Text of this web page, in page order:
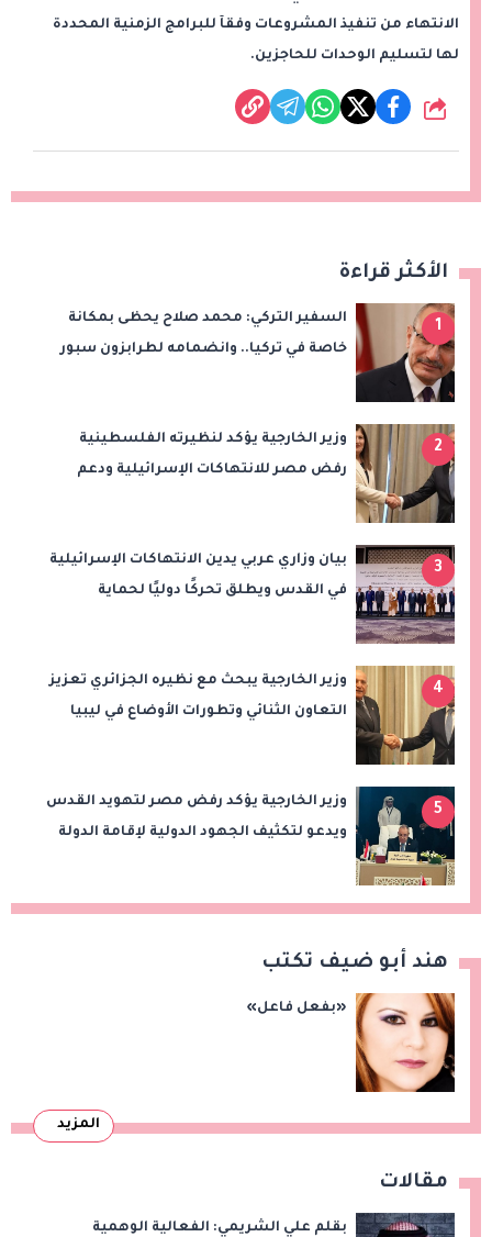
الانتهاء من تنفيذ المشروعات وفقآ للبرامج الزمنية المحددة
لها لتسليم الوحدات للحاجزين.
شارك
الأكثر قراءة
1
السفير التركي: محمد صلاح يحظى بمكانة
خاصة في تركيا.. وانضمامه لطرابزون سبور
2
وزير الخارجية يؤكد لنظيرته الفلسطينية
رفض مصر للانتهاكات الإسرائيلية ودعم
3
بيان وزاري عربي يدين الانتهاكات الإسرائيلية
في القدس ويطلق تحركًا دوليًا لحماية
4
وزير الخارجية يبحث مع نظيره الجزائري تعزيز
التعاون الثنائي وتطورات الأوضاع في ليبيا
5
وزير الخارجية يؤكد رفض مصر لتهويد القدس
ويدعو لتكثيف الجهود الدولية لإقامة الدولة
هند أبو ضيف تكتب
«بفعل فاعل»
المزيد
مقالات
بقلم علي الشريمي: الفعالية الوهمية